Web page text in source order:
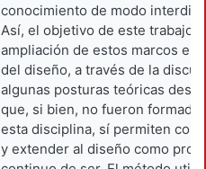
conocimiento de modo
Así, el objetivo de este trabajo
ampliación de estos marcos
del diseño, a través de la
algunas posturas teóricas
que, si bien, no fueron
esta disciplina, sí permiten
y extender al diseño como